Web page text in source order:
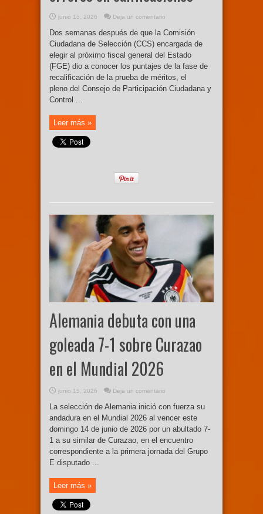
junio 15, 2026 Deja un comentario
Dos semanas después de que la Comisión
Ciudadana de Selección (CCS) encargada de
elegir al próximo fiscal general del Estado
(FGE) dio a conocer los puntajes de la fase de
recalificación de la prueba de méritos, el
pleno del Consejo de Participación Ciudadana y
Control ...
Leer más »
Alemania debuta con una
goleada 7-1 sobre Curazao
en el Mundial 2026
junio 15, 2026 Deja un comentario
La selección de Alemania inició con fuerza su
andadura en el Mundial 2026 al vencer este
domingo 14 de junio de 2026 por un abultado 7-
1 a su similar de Curazao, en el encuentro
correspondiente a la primera jornada del Grupo
E disputado ...
Leer más »